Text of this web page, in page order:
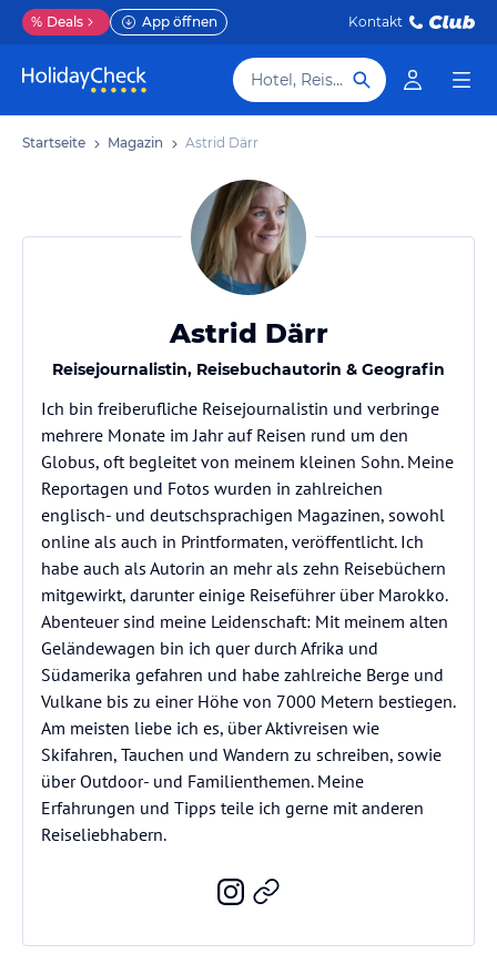
% Deals App öffnen Kontakt
Hotel, Reiseziel
Startseite Magazin Astrid Därr
Astrid Därr
Reisejournalistin, Reisebuchautorin & Geografin
Ich bin freiberufliche Reisejournalistin und verbringe
mehrere Monate im Jahr auf Reisen rund um den
Globus, oft begleitet von meinem kleinen Sohn. Meine
Reportagen und Fotos wurden in zahlreichen
englisch- und deutschsprachigen Magazinen, sowohl
online als auch in Printformaten, veröffentlicht. Ich
habe auch als Autorin an mehr als zehn Reisebüchern
mitgewirkt, darunter einige Reiseführer über Marokko.
Abenteuer sind meine Leidenschaft: Mit meinem alten
Geländewagen bin ich quer durch Afrika und
Südamerika gefahren und habe zahlreiche Berge und
Vulkane bis zu einer Höhe von 7000 Metern bestiegen.
Am meisten liebe ich es, über Aktivreisen wie
Skifahren, Tauchen und Wandern zu schreiben, sowie
über Outdoor- und Familienthemen. Meine
Erfahrungen und Tipps teile ich gerne mit anderen
Reiseliebhabern.